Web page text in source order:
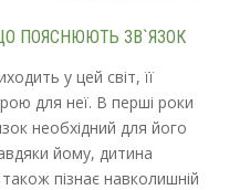
ПОЯСНЮЮТЬ ЗВ`ЯЗОК
у цей світ, її
для неї. В перші роки
необхідний для його
йому, дитина
пізнає навколишній